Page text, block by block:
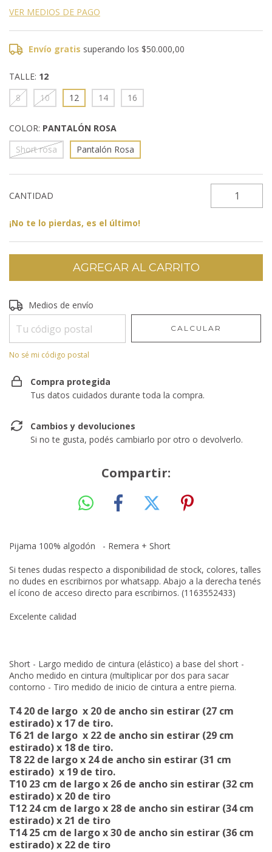
VER MEDIOS DE PAGO
Envío gratis superando los$50.000,00
TALLE: 12
8
10 12 14 16
COLOR: PANTALÓN ROSA
Short rosa
Pantalón Rosa
CANTIDAD
¡No te lo pierdas, es el último!
Entregas para el CP:
Medios de envío
CALCULAR
No sé mi código postal
Compra protegida
Tus datos cuidados durante toda la compra.
Cambios y devoluciones
Si no te gusta, podés cambiarlo por otro o devolverlo.
Compartir:
Pijama 100% algodón - Remera + Short
Si tenes dudas respecto a disponibilidad de stock, colores, talles
no dudes en escribirnos por whatsapp. Abajo a la derecha tenés
el ícono de acceso directo para escribirnos. (1163552433)
Excelente calidad
Short - Largo medido de cintura (elástico) a base del short -
Ancho medido en cintura (multiplicar por dos para sacar
contorno - Tiro medido de inicio de cintura a entre pierna.
T4 20 de largo x 20 de ancho sin estirar (27 cm
estirado) x 17 de tiro.
T6 21 de largo x 22 de ancho sin estirar (29 cm
estirado) x 18 de tiro.
T8 22 de largo x 24 de ancho sin estirar (31 cm
estirado) x 19 de tiro.
T10 23 cm de largo x 26 de ancho sin estirar (32 cm
estirado) x 20 de tiro
T12 24 cm de largo x 28 de ancho sin estirar (34 cm
estirado) x 21 de tiro
T14 25 cm de largo x 30 de ancho sin estirar (36 cm
estirado) x 22 de tiro